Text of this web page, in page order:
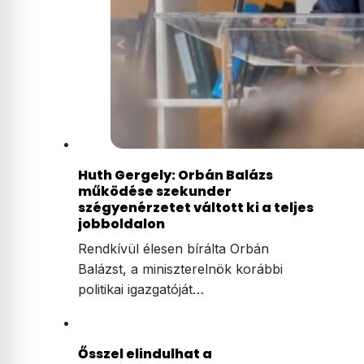
Huth Gergely: Orbán Balázs
működése szekunder
szégyenérzetet váltott ki a teljes
jobboldalon
Rendkívül élesen bírálta Orbán
Balázst, a miniszterelnök korábbi
politikai igazgatóját…
Ősszel elindulhat a